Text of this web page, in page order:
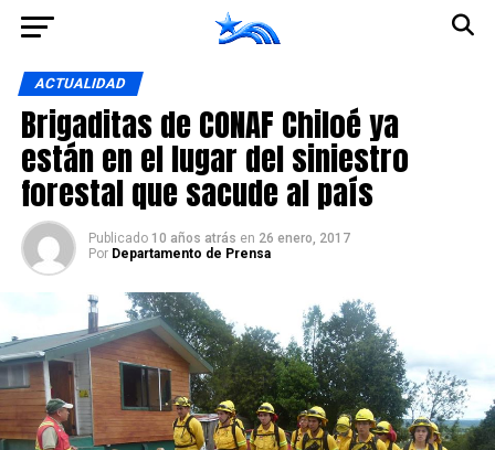
ACTUALIDAD
Brigaditas de CONAF Chiloé ya
están en el lugar del siniestro
forestal que sacude al país
Publicado 10 años atrás en 26 enero, 2017
Por Departamento de Prensa
Ir a la versión móvil